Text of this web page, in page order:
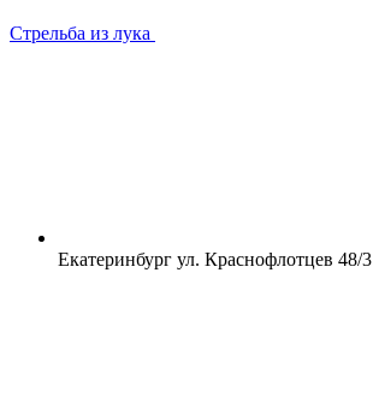
Стрельба из лука
Екатеринбург ул. Краснофлотцев 48/3